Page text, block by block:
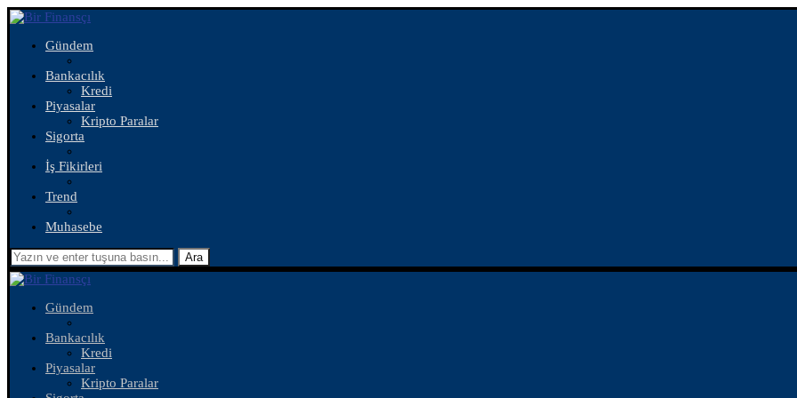
Gündem
Bankacılık
Kredi
Piyasalar
Kripto Paralar
Sigorta
İş Fikirleri
Trend
Muhasebe
Ara
Gündem
Bankacılık
Kredi
Piyasalar
Kripto Paralar